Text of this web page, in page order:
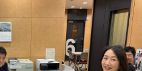
阪公演裏話
横結びみたいなサイドテールに
ーちゃんも意図せずというか
～！